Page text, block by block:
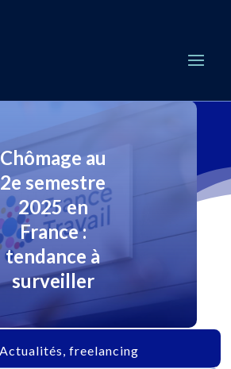
Chômage au
2e semestre
2025 en
France :
tendance à
surveiller
Actualités,freelancing